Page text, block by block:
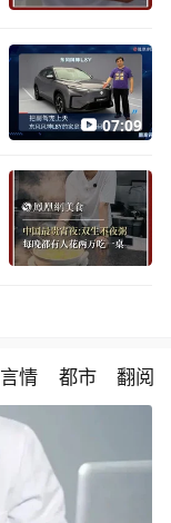
07:09
言情 都市 翻阅